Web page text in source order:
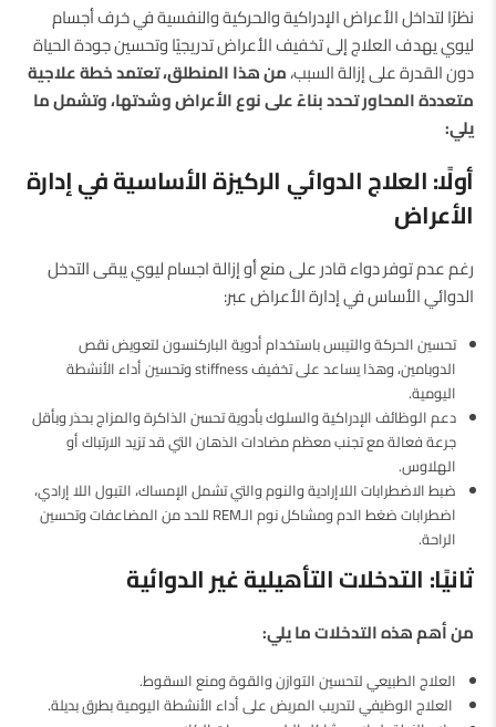
نظرًا لتداخل الأعراض الإدراكية والحركية والنفسية في خرف أجسام
ليوي يهدف العلاج إلى تخفيف الأعراض تدريجيًا وتحسين جودة الحياة
دون القدرة على إزالة السبب،من هذا المنطلق، تعتمد خطة علاجية
متعددة المحاور تحدد بناءً على نوع الأعراض وشدتها، وتشمل ما
يلي:
أولًا: العلاج الدوائي الركيزة الأساسية في إدارة
الأعراض
رغم عدم توفر دواء قادر على منع أو إزالة اجسام ليوي يبقى التدخل
الدوائي الأساس في إدارة الأعراض عبر:
تحسين الحركة والتيبس باستخدام أدوية الباركنسون لتعويض نقص
الدوبامين، وهذا يساعد على تخفيف stiffness وتحسين أداء الأنشطة
اليومية.
دعم الوظائف الإدراكية والسلوك بأدوية تحسن الذاكرة والمزاج بحذر وبأقل
جرعة فعالة مع تجنب معظم مضادات الذهان التي قد تزيد الارتباك أو
الهلاوس.
ضبط الاضطرابات اللاإرادية والنوم والتي تشمل الإمساك، التبول اللا إرادي،
اضطرابات ضغط الدم ومشاكل نوم الـREM للحد من المضاعفات وتحسين
الراحة.
ثانيًا: التدخلات التأهيلية غير الدوائية
من أهم هذه التدخلات ما يلي:
العلاج الطبيعي لتحسين التوازن والقوة ومنع السقوط.
العلاج الوظيفي لتدريب المريض على أداء الأنشطة اليومية بطرق بديلة.